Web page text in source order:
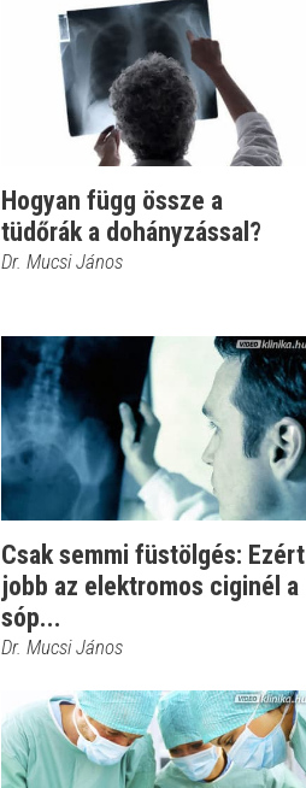
Hogyan függ össze a
tüdőrák a dohányzással?
Dr. Mucsi János
Csak semmi füstölgés: Ezért
jobb az elektromos ciginél a
sóp...
Dr. Mucsi János